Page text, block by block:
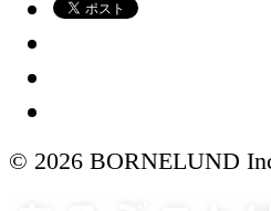
© 2026 BORNELUND